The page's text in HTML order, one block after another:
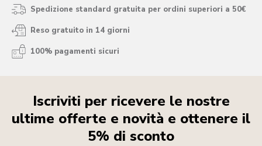
Spedizione standard gratuita per ordini superiori a 50€
Reso gratuito in 14 giorni
100% pagamenti sicuri
Iscriviti per ricevere le nostre
ultime offerte e novità e ottenere il
5% di sconto